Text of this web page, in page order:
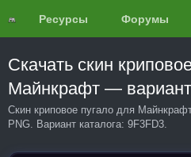
Ресурсы Форумы
Скачать скин
Майнкрафт —
Скин криповое пугало для
PNG. Вариант каталога: 9F3FD3.